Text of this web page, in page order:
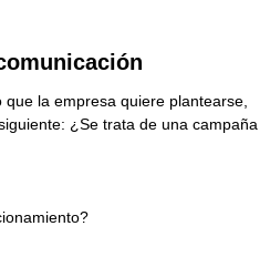
la empresa quiere plantearse,
¿Se trata de una campaña